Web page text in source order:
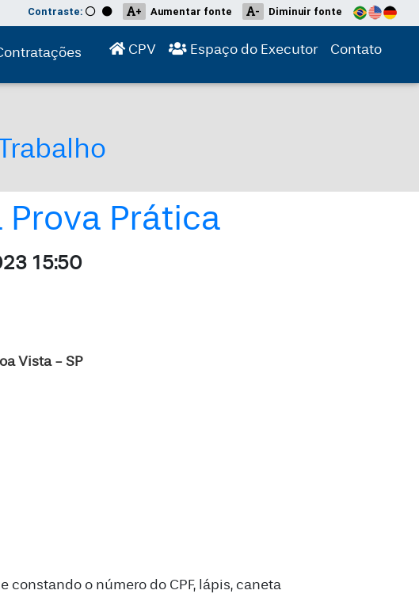
Contraste: + Aumentar fonte - Diminuir fonte
CPV(current)Espaço do Executor(current)
Contato
Prática
15:50
Vista - SP
o número do CPF, lápis, caneta